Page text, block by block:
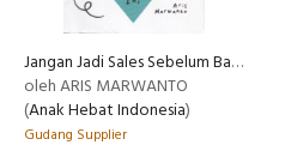
Jangan Jadi Sales Sebelum Baca Buku Ini
oleh ARIS MARWANTO
(Anak Hebat Indonesia)
Gudang Supplier